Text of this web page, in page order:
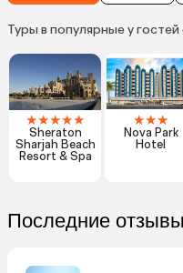
Туры в популярные у гостей
★★★★★
Sheraton
Sharjah Beach
Resort & Spa
★★★
Nova Park
Hotel
Последние